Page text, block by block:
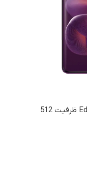
گوشی موبایل موتورولا مدل Edge 60 Pro 5G ظرفیت 512